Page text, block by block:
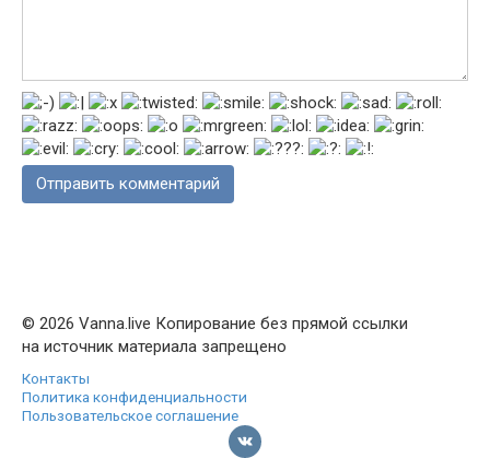
© 2026 Vanna.live Копирование без прямой ссылки
на источник материала запрещено
Контакты
Политика конфиденциальности
Пользовательское соглашение